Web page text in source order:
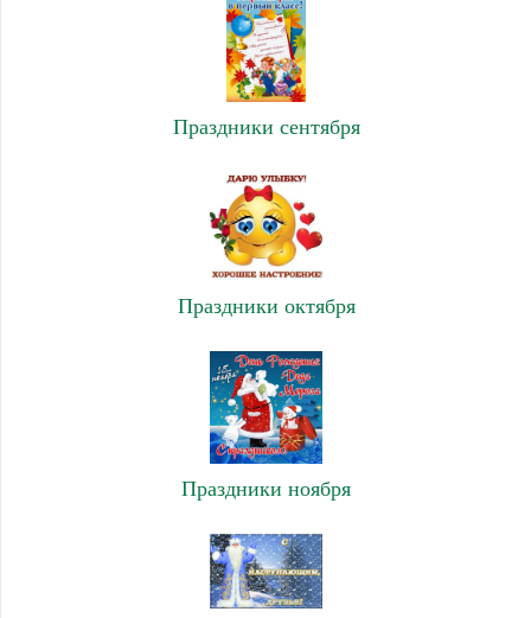
Праздники сентября
Праздники октября
Праздники ноября